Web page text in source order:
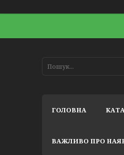
ГОЛОВНА
ВАЖЛИВО ПРО